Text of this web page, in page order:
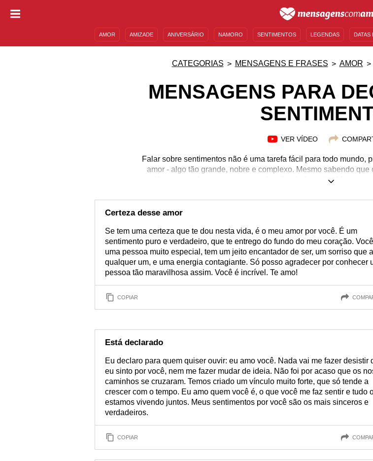
AMOR AMIZADE ANIVERSÁRIO NAMORO SENTIMENTOS LEGENDAS DATAS
CATEGORIAS MENSAGENS E FRASES AMOR
MENSAGENS PARA
VER VÍDEO
Falar sobre sentimentos não é uma tarefa fácil para todo mundo,
amor - algo tão grande, nobre e complexo. Mesmo sabendo
manifesta em palavras se torna um desafio ainda maior. Mas uma
trabalhar em si a sua confiança e a consciência de que está se
deve ser sincero! Precisa de uma ajuda para fazer isso com lindas
Certeza desse amor
Se tem uma certeza que te dou nesta vida, é o meu amor por você. É um
sentimento puro e verdadeiro, que te entrego do fundo do meu coração.
uma pessoa muito especial, tem um jeito encantador de ser, um sorriso que
qualquer um, e uma energia contagiante. Só posso agradecer por conhecer
pessoa tão maravilhosa assim. Você é incrível. Te amo!
COPIAR
Está declarado
Eu declaro para quem quiser ouvir: eu amo você. Nada vai me fazer desistir
eu sinto por você, nem me fazer mudar de ideia. Não foi por acaso que os
caminhos se cruzaram. Temos criado um vínculo muito forte, que só tende a
crescer com o tempo. Eu amo quem você é, o que você me faz sentir e tudo
estamos vivendo juntos. Meus sentimentos por você são os mais sinceros e
verdadeiros.
COPIAR